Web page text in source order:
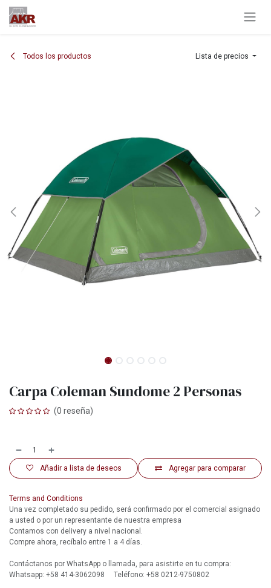
Ir al contenido
Todos los productos Lista de precios
Carpa Coleman Sundome 2 Personas
(0 reseña)
Agregar para comparar
Añadir a lista de deseos
Terms and Conditions
Una vez completado su pedido, será confirmado por el comercial asignado
a usted o por un representante de nuestra empresa
Contamos con delivery a nivel nacional.
Compre ahora, recíbalo entre 1 a 4 días.
Contáctanos por WhatsApp o llamada, para asistirte en tu compra:
Whatsapp: +58 414-3062098 Teléfono: +58 0212-9750802